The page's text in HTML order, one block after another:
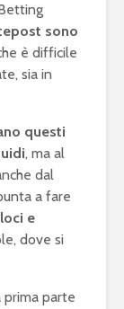
sono
è difficile
sia in
questi
, ma al
dal
a fare
e
dove si
prima parte